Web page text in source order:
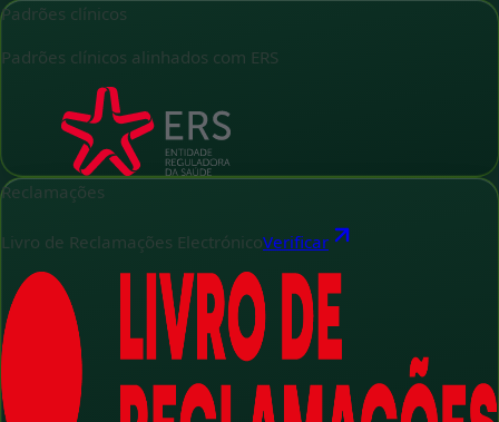
Padrões clínicos
Padrões clínicos alinhados com ERS
Reclamações
Livro de Reclamações ElectrónicoVerificar